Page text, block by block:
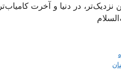
در دنیا و آخرت کامیاب‌تر